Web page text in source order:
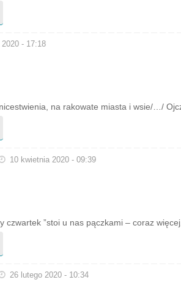
- 17:18
na rakowate miasta i wsie/…/
10 kwietnia 2020 - 09:39
czwartek ”stoi u nas pączkami – coraz
26 lutego 2020 - 10:34